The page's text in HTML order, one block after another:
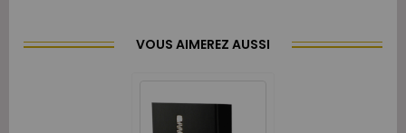
VOUS AIMEREZ AUSSI